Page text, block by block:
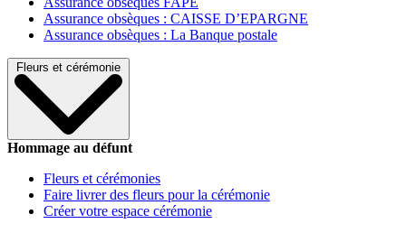
Assurance obsèques : CAISSE D’EPARGNE
Assurance obsèques : La Banque postale
Fleurs et cérémonie
Hommage au défunt
Fleurs et cérémonies
Faire livrer des fleurs pour la cérémonie
Créer votre espace cérémonie